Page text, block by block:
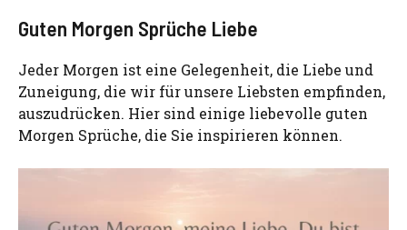
Guten Morgen Sprüche Liebe
Jeder Morgen ist eine Gelegenheit, die Liebe und
Zuneigung, die wir für unsere Liebsten empfinden,
auszudrücken. Hier sind einige liebevolle guten
Morgen Sprüche, die Sie inspirieren können.